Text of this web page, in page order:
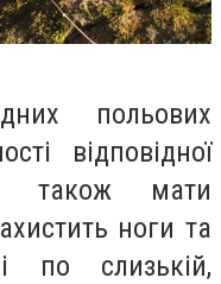
польових
відповідної
також мати
ноги та
по слизькій,